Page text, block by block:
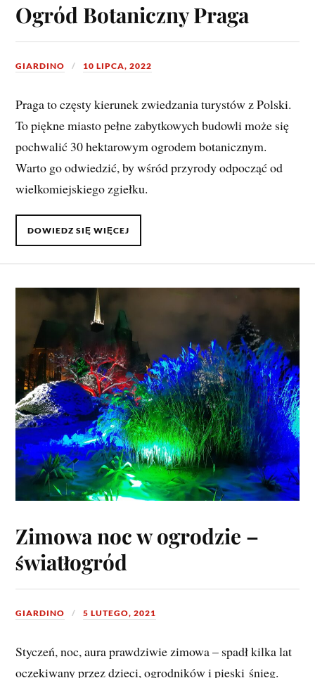
Ogród Botaniczny Praga
GIARDINO 10 LIPCA, 2022
Praga to częsty kierunek zwiedzania turystów z Polski.
To piękne miasto pełne zabytkowych budowli może się
pochwalić 30 hektarowym ogrodem botanicznym.
Warto go odwiedzić, by wśród przyrody odpocząć od
wielkomiejskiego zgiełku.
DOWIEDZ SIĘ WIĘCEJ
Zimowa noc w ogrodzie –
światłogród
GIARDINO 5 LUTEGO, 2021
Styczeń, noc, aura prawdziwie zimowa – spadł kilka lat
oczekiwany przez dzieci, ogrodników i pieski śnieg.